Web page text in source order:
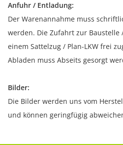
Anfuhr / Entladung:
Der Warenannahme muss
werden. Die Zufahrt zur Baustelle
einem Sattelzug / Plan-LKW frei
Abladen muss Abseits gesorgt
Bilder:
Die Bilder werden uns vom
und können geringfügig